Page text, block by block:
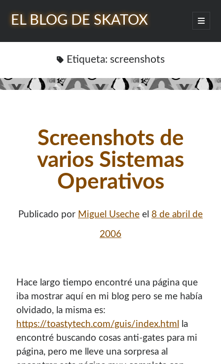
EL BLOG DE SKATOX
abrir
menú
Barra
lateral
¡Hola mi nombre es Miguel Useche!
Etiqueta: screenshots
Screenshots de
varios Sistemas
Operativos
Publicado por Miguel Useche el 8 de abril de
2006
Hace largo tiempo encontré una página que
iba mostrar aquí­ en mi blog pero se me habí­a
olvidado, la misma es:
https://toastytech.com/guis/index.html
la
encontré buscando cosas anti-gates para mi
página, pero me lleve una sorpresa al